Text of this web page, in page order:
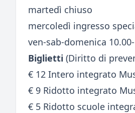
martedì chiuso
mercoledì ingresso
ven-sab-domenica
Biglietti (Diritto di
€ 12 Intero integrato
€ 9 Ridotto integrato
€ 5 Ridotto scuole